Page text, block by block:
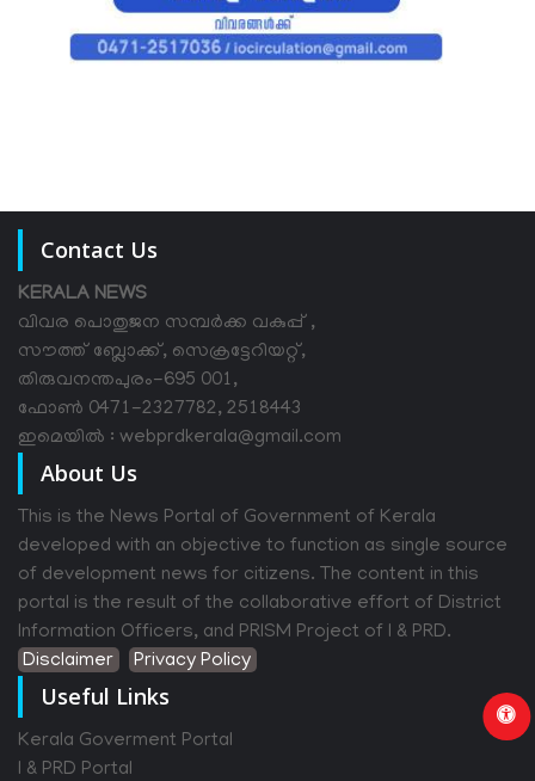
Contact Us
KERALA NEWS
വിവര പൊതുജന സമ്പര്‍ക്ക വകുപ്പ് ,
സൗത്ത് ബ്ലോക്ക്, സെക്രട്ടേറിയറ്റ്,
തിരുവനന്തപുരം-695 001,
ഫോൺ 0471-2327782, 2518443
ഇമെയിൽ : webprdkerala@gmail.com
About Us
This is the News Portal of Government of Kerala
developed with an objective to function as single source
of development news for citizens. The content in this
portal is the result of the collaborative effort of District
Information Officers, and PRISM Project of I & PRD.
Disclaimer
Privacy Policy
Useful Links
Kerala Goverment Portal
I & PRD Portal